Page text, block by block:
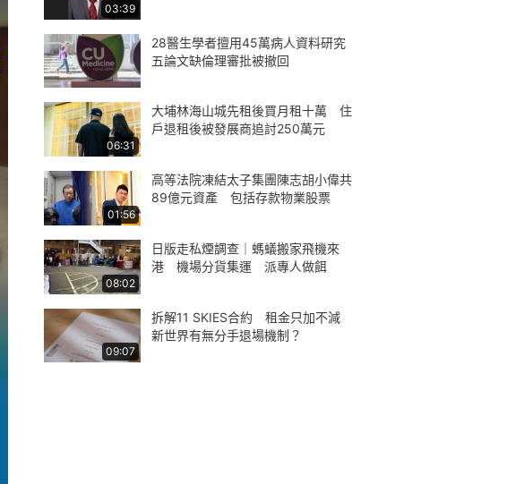
03:39
28醫生學者擅用45萬病人資料研究
五論文缺倫理審批被撤回
06:31
大埔林海山城先租後買月租十萬 住
戶退租後被發展商追討250萬元
01:56
高等法院凍結太子集團陳志胡小偉共
89億元資產 包括存款物業股票
08:02
日版走私煙調查｜螞蟻搬家飛機來
港 機場分貨集運 派專人做餌
09:07
拆解11 SKIES合約 租金只加不減
新世界有無分手退場機制？